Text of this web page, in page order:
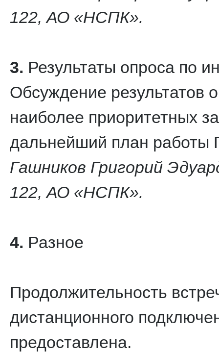
122, АО «НСПК».
3. Результаты опроса по
Обсуждение результатов
наиболее приоритетных
дальнейший план работы
Гашников Григорий
122, АО «НСПК».
4. Разное
Продолжительность
дистанционного
предоставлена.